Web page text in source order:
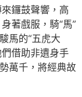
鑼鼓聲響，高
著戲服，騎“馬”
馬的“五虎大
借助非遺身手
萬千，將經典故